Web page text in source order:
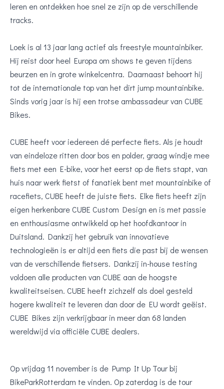
leren en ontdekken hoe snel ze zijn op de verschillende
tracks.
Loek is al 13 jaar lang actief als freestyle mountainbiker.
Hij reist door heel Europa om shows te geven tijdens
beurzen en in grote winkelcentra. Daarnaast behoort hij
tot de internationale top van het dirt jump mountainbike.
Sinds vorig jaar is hij een trotse ambassadeur van CUBE
Bikes.
CUBE heeft voor iedereen dé perfecte fiets. Als je houdt
van eindeloze ritten door bos en polder, graag windje mee
fiets met een E-bike, voor het eerst op de fiets stapt, van
huis naar werk fietst of fanatiek bent met mountainbike of
racefiets, CUBE heeft de juiste fiets. Elke fiets heeft zijn
eigen herkenbare CUBE Custom Design en is met passie
en enthousiasme ontwikkeld op het hoofdkantoor in
Duitsland. Dankzij het gebruik van innovatieve
technologieën is er altijd een fiets die past bij de wensen
van de verschillende fietsers. Dankzij in-house testing
voldoen alle producten van CUBE aan de hoogste
kwaliteitseisen. CUBE heeft zichzelf als doel gesteld
hogere kwaliteit te leveren dan door de EU wordt geëist.
CUBE Bikes zijn verkrijgbaar in meer dan 68 landen
wereldwijd via officiële CUBE dealers.
Op vrijdag 11 november is de Pump It Up Tour bij
BikeParkRotterdam te vinden. Op zaterdag is de tour